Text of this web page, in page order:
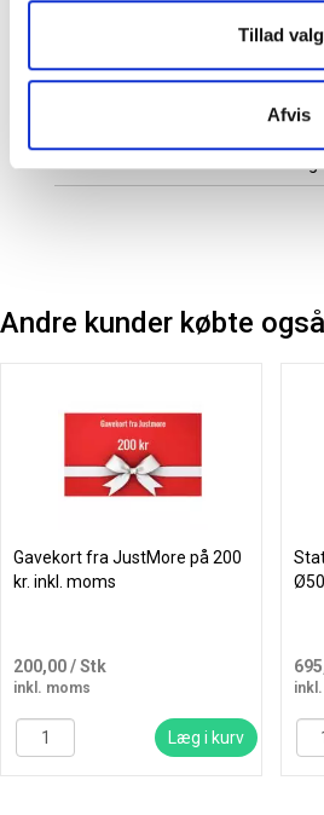
Tillad
Afvis
39 sæt
Farve: Sort
Variant:
Andre kunder købte også
Gavekort fra JustMore på 200
kr. inkl. moms
200,00/ Stk
inkl. moms
Læg i kurv